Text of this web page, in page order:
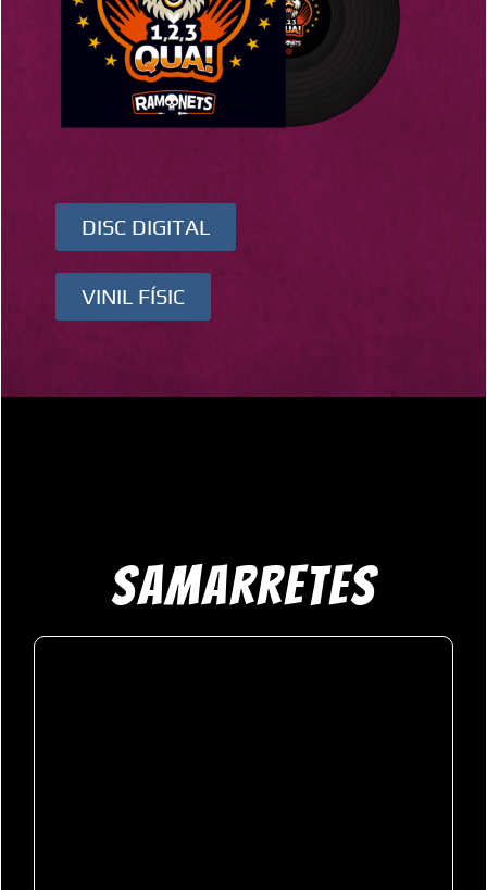
DISC DIGITAL
VINIL FÍSIC
Samarretes